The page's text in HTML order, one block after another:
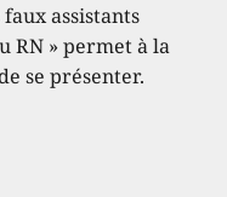
assistants
RN » permet à la
se présenter.